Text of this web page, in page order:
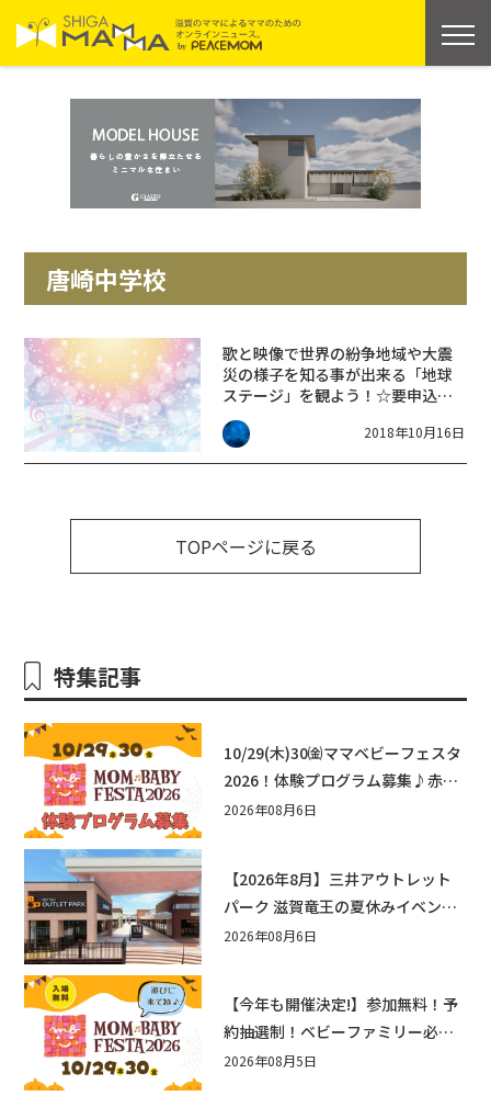
唐崎中学校
歌と映像で世界の紛争地域や大震
災の様子を知る事が出来る「地球
ステージ」を観よう！☆要申込、
入場無料
2018年10月16日
TOPページに戻る
特集記事
10/29(木)30㈮ママベビーフェスタ
2026！体験プログラム募集♪赤ち
ゃん向けイベントに出演しません
2026年08月6日
【2026年8月】三井アウトレット
パーク 滋賀竜王の夏休みイベント
まとめ！びしょぬれ水あそび・激
2026年08月6日
【今年も開催決定!】参加無料！予
約抽選制！ベビーファミリー必見
☆入場無料☆10/29(木)30(金)ママ
2026年08月5日